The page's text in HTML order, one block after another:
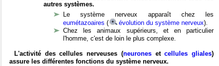
autres systèmes.
Le système nerveux apparaît chez les
eumétazoaires ( évolution du système nerveux).
Chez les animaux supérieurs, et en particulier
l'homme, c'est de loin le plus complexe.
L'activité des cellules nerveuses (neuronesetcellules gliales)
assure les différentes fonctions du système nerveux.